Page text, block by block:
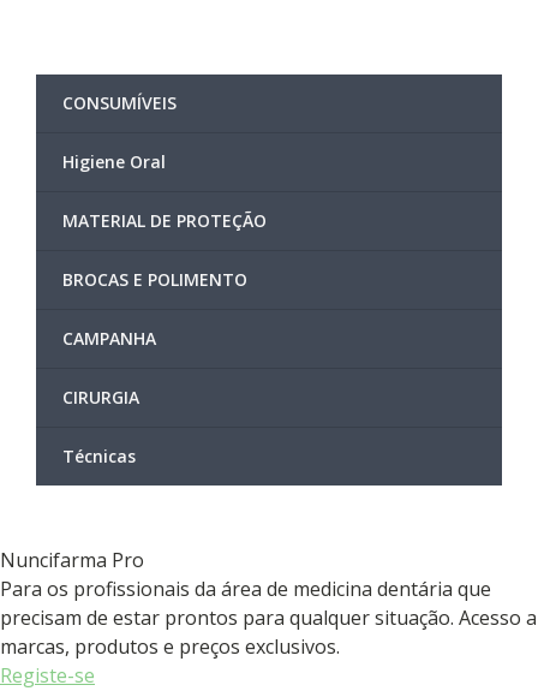
CONSUMÍVEIS
Higiene Oral
MATERIAL DE PROTEÇÃO
BROCAS E POLIMENTO
CAMPANHA
CIRURGIA
Técnicas
Nuncifarma Pro
Para os profissionais da área de medicina dentária que
precisam de estar prontos para qualquer situação. Acesso a
marcas, produtos e preços exclusivos.
Registe-se